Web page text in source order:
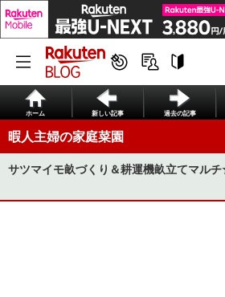
ホーム 新しい記事 過去の記事
暇人主婦の家庭菜園
サツマイモ畝づくり＆耕運機畝立てマル